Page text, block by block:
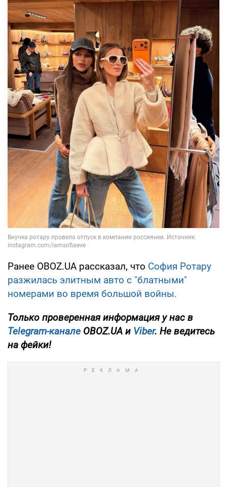
Ранее OBOZ.UA рассказал, что София Ротару
разжилась элитным авто с "блатными"
номерами во время большой войны.
Только проверенная информация у нас в
Telegram-канале OBOZ.UA и Viber. Не ведитесь
на фейки!